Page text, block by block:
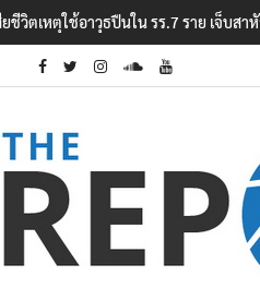
อนตัดสินใจลุย ‘ไทยช่วยไทย พลัส เฟส 2’